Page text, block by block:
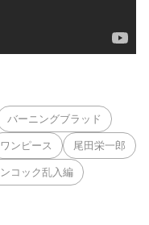
バーニングブラッド
ワンピース 尾田栄一郎
コック乱入編